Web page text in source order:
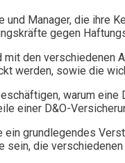
Manager, die ihre
gegen
den
werden, sowie die
warum
einer D&O-
grundlegendes
sein, die